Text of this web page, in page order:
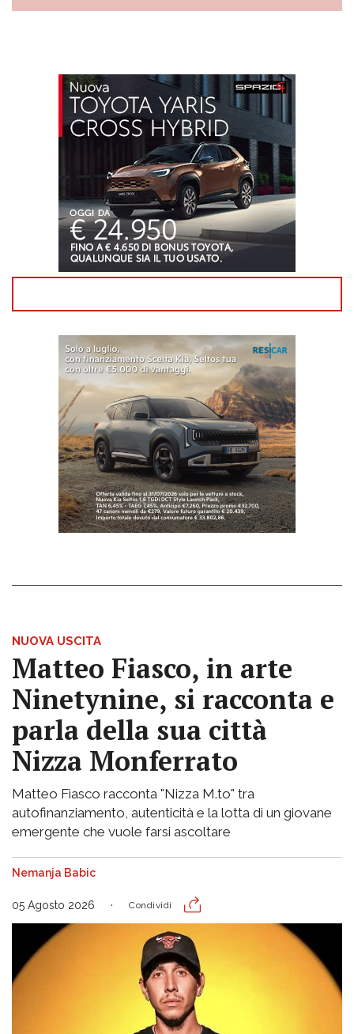
NUOVA USCITA
Matteo Fiasco, in arte
Ninetynine, si racconta e
parla della sua città
Nizza Monferrato
Matteo Fiasco racconta "Nizza M.to" tra
autofinanziamento, autenticità e la lotta di un giovane
emergente che vuole farsi ascoltare
Nemanja Babic
05 Agosto 2026 Condividi